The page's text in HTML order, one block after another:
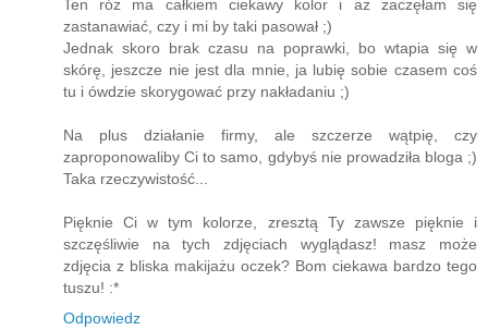
Ten róż ma całkiem ciekawy kolor i aż zaczęłam się
zastanawiać, czy i mi by taki pasował ;)
Jednak skoro brak czasu na poprawki, bo wtapia się w
skórę, jeszcze nie jest dla mnie, ja lubię sobie czasem coś
tu i ówdzie skorygować przy nakładaniu ;)
Na plus działanie firmy, ale szczerze wątpię, czy
zaproponowaliby Ci to samo, gdybyś nie prowadziła bloga ;)
Taka rzeczywistość...
Pięknie Ci w tym kolorze, zresztą Ty zawsze pięknie i
szczęśliwie na tych zdjęciach wyglądasz! masz może
zdjęcia z bliska makijażu oczek? Bom ciekawa bardzo tego
tuszu! :*
Odpowiedz